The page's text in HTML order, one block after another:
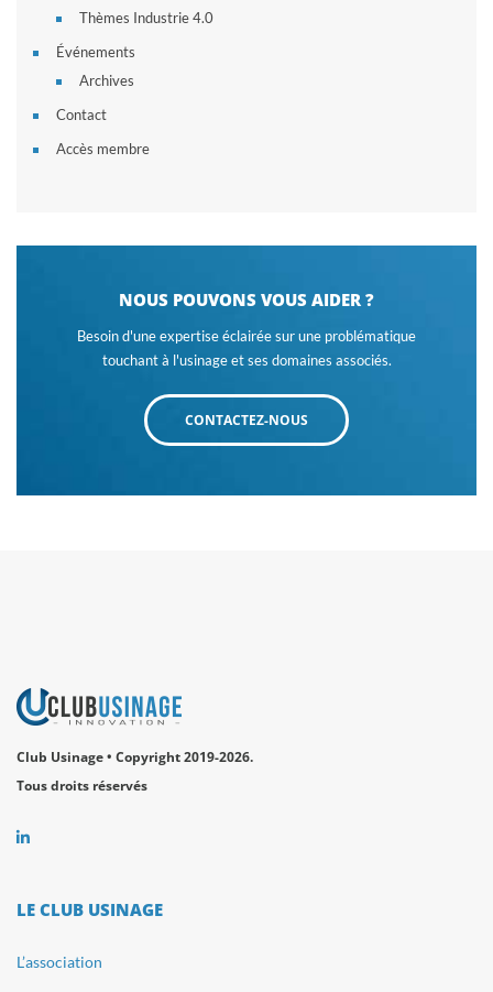
Thèmes Industrie 4.0
Événements
Archives
Contact
Accès membre
NOUS POUVONS VOUS AIDER ?
Besoin d'une expertise éclairée sur une problématique
touchant à l'usinage et ses domaines associés.
CONTACTEZ-NOUS
Club Usinage • Copyright 2019-2026.
Tous droits réservés
LE CLUB USINAGE
L’association